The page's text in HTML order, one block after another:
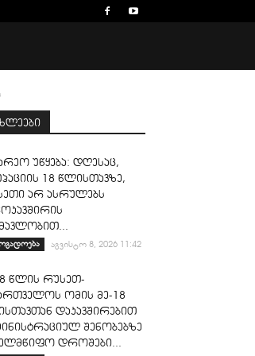
უწყება: დღესაც,
18 წლისთავზე,
არ ასრულებს
აგვისტო 8, 2026 11:42
წლის რუსეთ-
ომის მე-18
დაკავშირებით
შენობებზე
დროშები...